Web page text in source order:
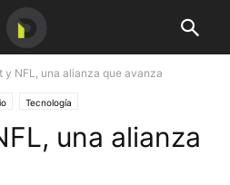
y NFL, una alianza que avanza
Tecnología
una alianza